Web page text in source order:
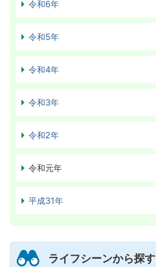
令和6年
令和5年
令和4年
令和3年
令和2年
令和元年
平成31年
ライフシーンから探す